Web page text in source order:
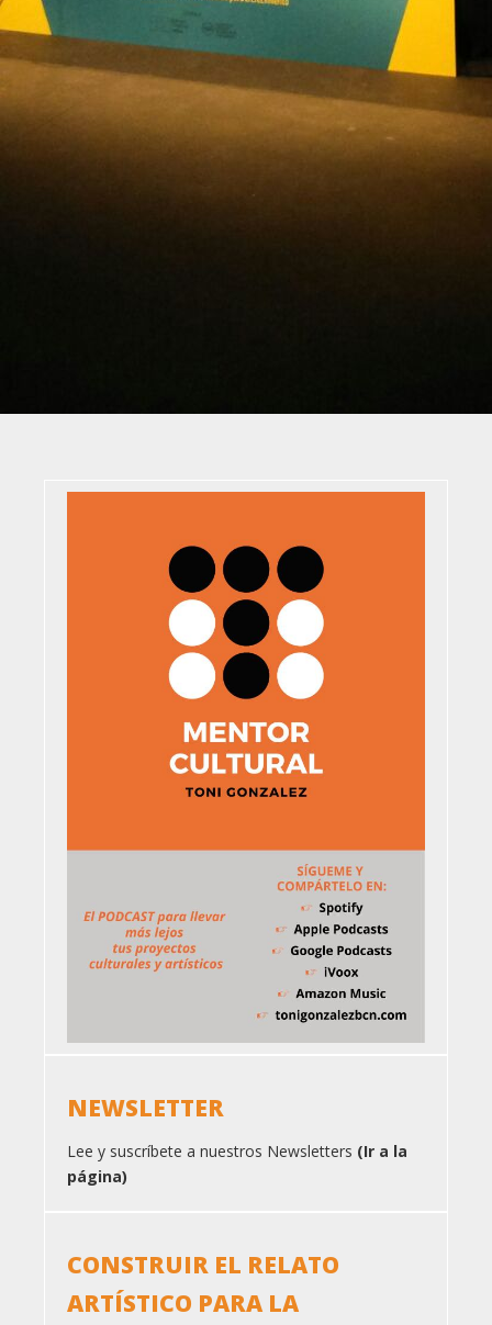
NEWSLETTER
Lee y suscríbete a nuestros Newsletters (Ir a la
página)
CONSTRUIR EL RELATO
ARTÍSTICO PARA LA